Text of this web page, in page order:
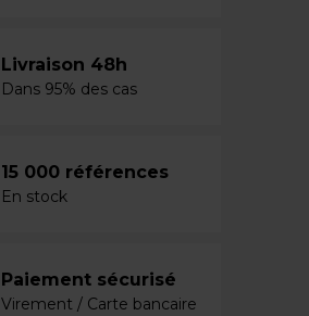
Livraison 48h
Dans 95% des cas
15 000 références
En stock
Paiement sécurisé
Virement / Carte bancaire